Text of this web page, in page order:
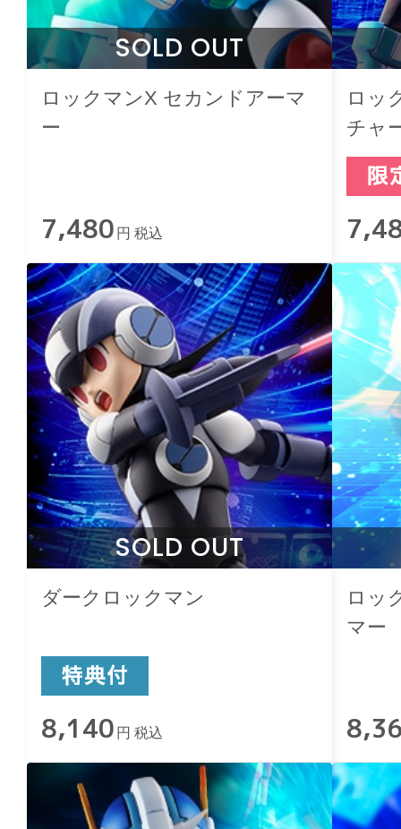
SOLD OUT
ロックマンX セカンドアーマ
ー
7,480 円 税込
ロッ
チャ
SOLD OUT
ダークロックマン
8,140 円 税込
ロッ
マー